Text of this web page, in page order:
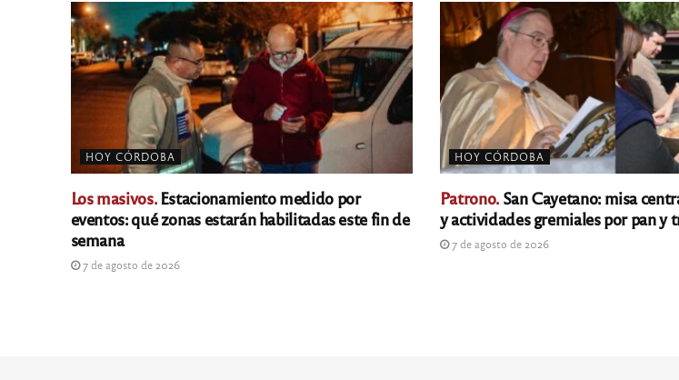
HOY CÓRDOBA
Los masivos.Estacionamiento medido por
eventos: qué zonas estarán habilitadas este fin de
semana
7 de agosto de 2026
HOY CÓRDOBA
Patrono.San Cayetano: misa
y actividades gremiales por pan y
7 de agosto de 2026